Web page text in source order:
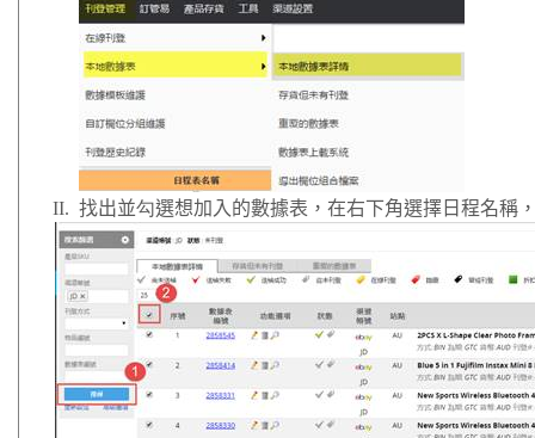
II. 找出並勾選想加入的數據表，在右下角選擇日程名稱